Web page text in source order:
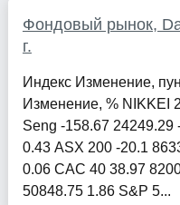
Фондовый рынок,
г.
Индекс Изменение,
Изменение, % NIKKEI
Seng -158.67 24249.29
0.43 ASX 200 -20.1
0.06 CAC 40 38.97
50848.75 1.86 S&P 5...